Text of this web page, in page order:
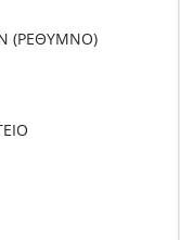
(ΡΕΘΥΜΝΟ)